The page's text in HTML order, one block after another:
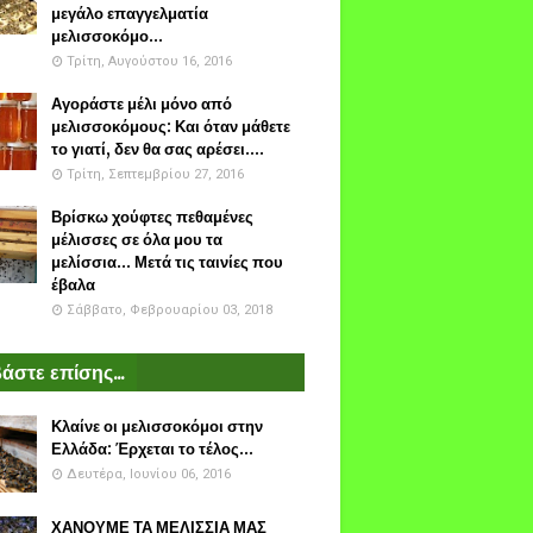
μεγάλο επαγγελματία
μελισσοκόμο...
Τρίτη, Αυγούστου 16, 2016
Αγοράστε μέλι μόνο από
μελισσοκόμους: Και όταν μάθετε
το γιατί, δεν θα σας αρέσει....
Τρίτη, Σεπτεμβρίου 27, 2016
Βρίσκω χούφτες πεθαμένες
μέλισσες σε όλα μου τα
μελίσσια... Μετά τις ταινίες που
έβαλα
Σάββατο, Φεβρουαρίου 03, 2018
επίσης...
Κλαίνε οι μελισσοκόμοι στην
Ελλάδα: Έρχεται το τέλος...
Δευτέρα, Ιουνίου 06, 2016
ΧΑΝΟΥΜΕ ΤΑ ΜΕΛΙΣΣΙΑ ΜΑΣ